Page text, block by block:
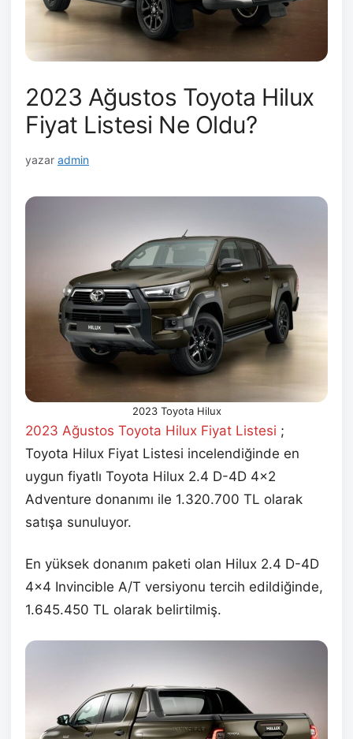
2023 Ağustos Toyota Hilux
Fiyat Listesi Ne Oldu?
yazar admin
2023 Toyota Hilux
2023 Ağustos Toyota Hilux Fiyat Listesi ;
Toyota Hilux Fiyat Listesi incelendiğinde en
uygun fiyatlı Toyota Hilux 2.4 D-4D 4×2
Adventure donanımı ile 1.320.700 TL olarak
satışa sunuluyor.
En yüksek donanım paketi olan Hilux 2.4 D-4D
4×4 Invincible A/T versiyonu tercih edildiğinde,
1.645.450 TL olarak belirtilmiş.